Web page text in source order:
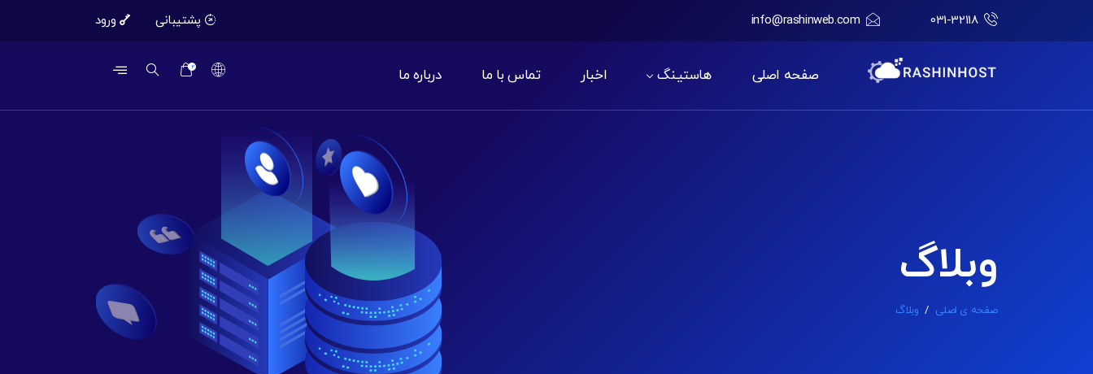
031-32118
info@rashinweb.com ورود پشتیبانی
صفحه اصلی هاستینگ اخبار تماس با ما درباره ما 2
وبلاگ
صفحه ی اصلی / وبلاگ